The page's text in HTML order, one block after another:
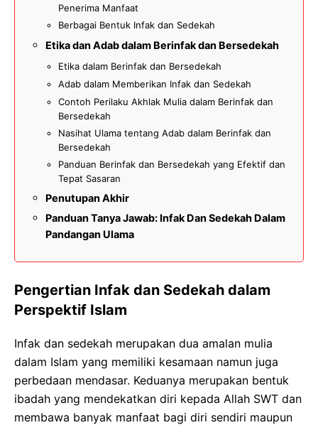
Penerima Manfaat
Berbagai Bentuk Infak dan Sedekah
Etika dan Adab dalam Berinfak dan Bersedekah
Etika dalam Berinfak dan Bersedekah
Adab dalam Memberikan Infak dan Sedekah
Contoh Perilaku Akhlak Mulia dalam Berinfak dan
Bersedekah
Nasihat Ulama tentang Adab dalam Berinfak dan
Bersedekah
Panduan Berinfak dan Bersedekah yang Efektif dan
Tepat Sasaran
Penutupan Akhir
Panduan Tanya Jawab: Infak Dan Sedekah Dalam
Pandangan Ulama
Pengertian Infak dan Sedekah dalam
Perspektif Islam
Infak dan sedekah merupakan dua amalan mulia
dalam Islam yang memiliki kesamaan namun juga
perbedaan mendasar. Keduanya merupakan bentuk
ibadah yang mendekatkan diri kepada Allah SWT dan
membawa banyak manfaat bagi diri sendiri maupun